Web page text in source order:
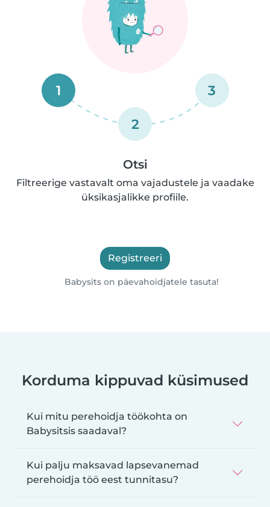
1
2
3
Otsi
Filtreerige vastavalt oma vajadustele ja vaadake
üksikasjalikke profiile.
Registreeri
Babysits on päevahoidjatele tasuta!
Korduma kippuvad küsimused
Kui mitu perehoidja töökohta on
Babysitsis saadaval?
Kui palju maksavad lapsevanemad
perehoidja töö eest tunnitasu?